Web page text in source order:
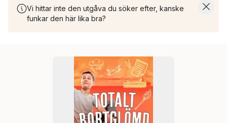
Vi hittar inte den utgåva du söker efter, kanske
funkar den här lika bra?